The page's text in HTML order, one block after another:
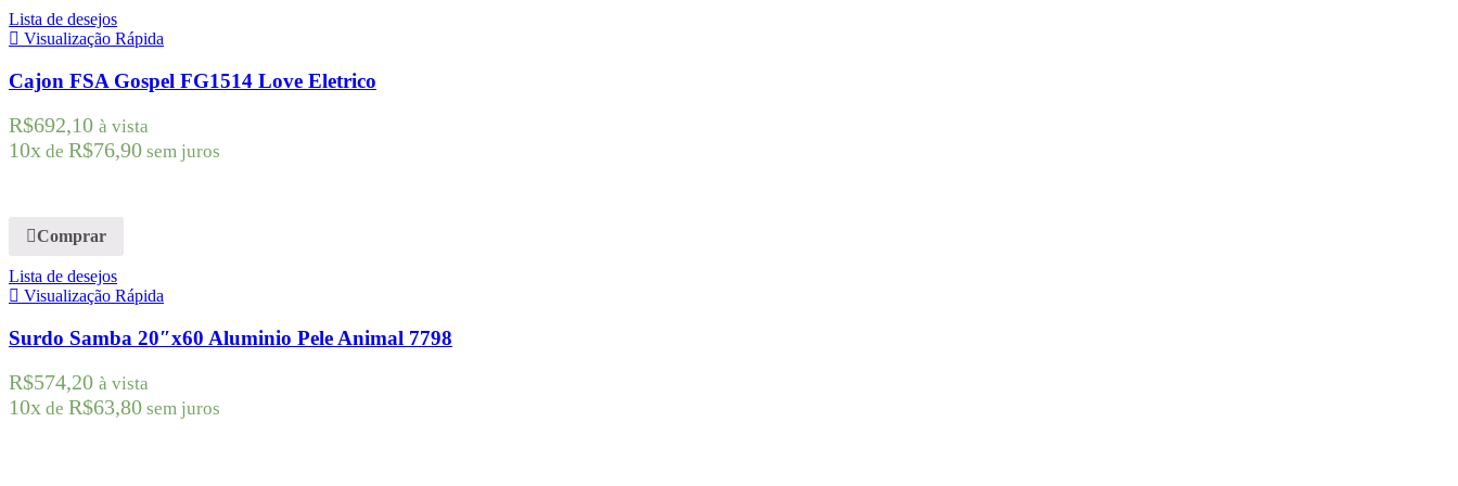
Lista de desejos
Visualização Rápida
Cajon FSA Gospel FG1514 Love Eletrico
R$692,10 à vista
10x de R$76,90 sem juros
Comprar
Lista de desejos
Visualização Rápida
Surdo Samba 20″x60 Aluminio Pele Animal 7798
R$574,20 à vista
10x de R$63,80 sem juros